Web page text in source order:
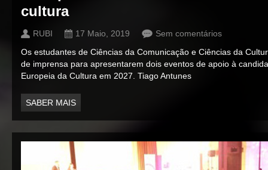
cultura
RUBI 17 Maio, 2019
Sem comentários
Os estudantes de Ciências da Comunicação e Ciências da
de imprensa para apresentarem dois eventos de apoio à
Europeia da Cultura em 2027. Tiago Antunes
SABER MAIS